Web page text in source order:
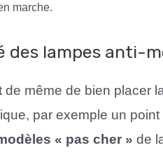
marche.
des lampes anti-
même de bien placer
par exemple un
« pas cher » de